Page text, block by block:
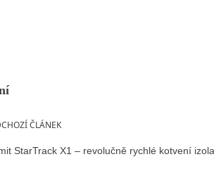
ČLÁNEK
StarTrack X1 – revolučně rychlé kotvení